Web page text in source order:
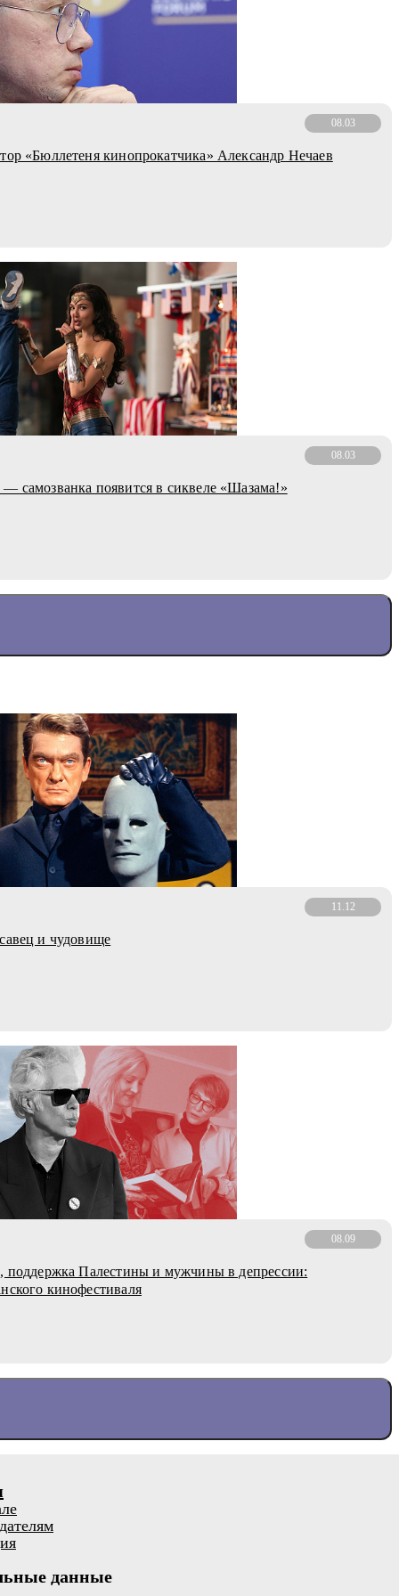
08.03
«Бюллетеня кинопрокатчика» Александр Нечаев
08.03
самозванка появится в сиквеле «Шазама!»
11.12
и чудовище
08.09
поддержка Палестины и мужчины в депрессии:
кинофестиваля
данные